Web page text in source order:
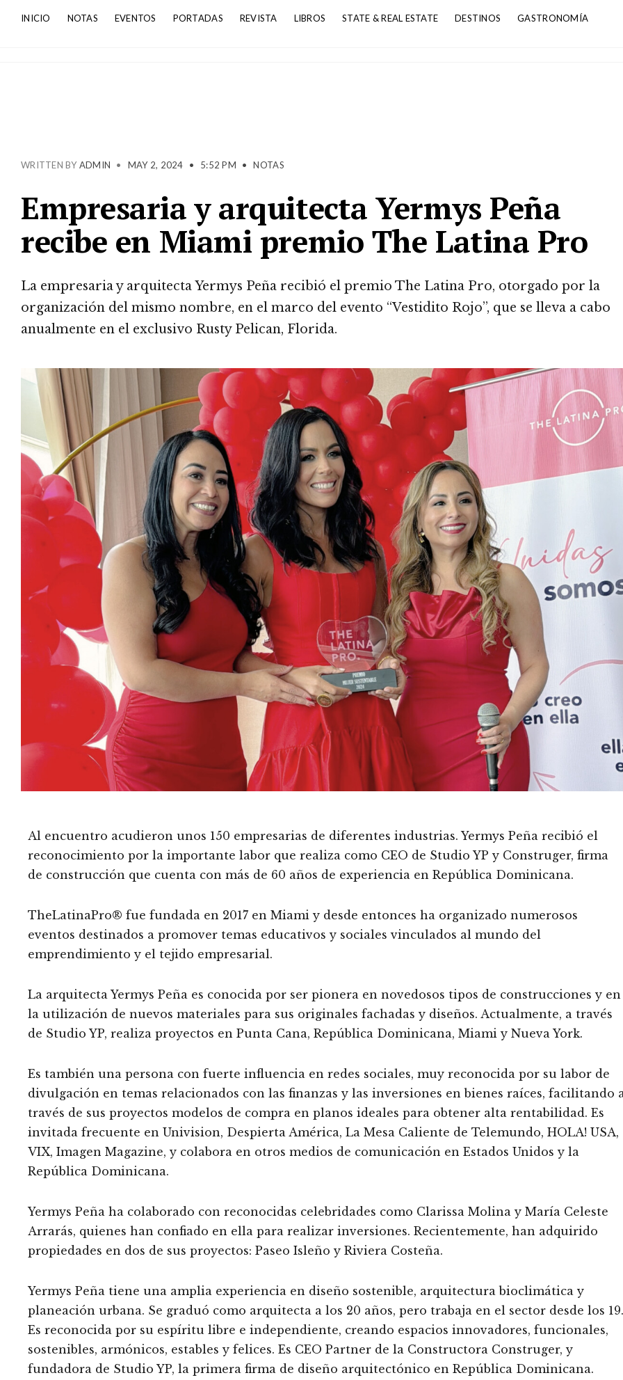
INICIO NOTAS EVENTOS PORTADAS REVISTA LIBROS STATE & REAL ESTATE DESTINOS GASTRONOMÍA
WRITTEN BY ADMIN • MAY 2, 2024 • 5:52 PM • NOTAS
Empresaria y arquitecta Yermys Peña
recibe en Miami premio The Latina Pro
La empresaria y arquitecta Yermys Peña recibió el premio The Latina Pro, otorgado por la
organización del mismo nombre, en el marco del evento “Vestidito Rojo”, que se lleva a cabo
anualmente en el exclusivo Rusty Pelican, Florida.
Al encuentro acudieron unos 150 empresarias de diferentes industrias. Yermys Peña recibió el
reconocimiento por la importante labor que realiza como CEO de Studio YP y Construger, firma
de construcción que cuenta con más de 60 años de experiencia en República Dominicana.
TheLatinaPro® fue fundada en 2017 en Miami y desde entonces ha organizado numerosos
eventos destinados a promover temas educativos y sociales vinculados al mundo del
emprendimiento y el tejido empresarial.
La arquitecta Yermys Peña es conocida por ser pionera en novedosos tipos de construcciones y en
la utilización de nuevos materiales para sus originales fachadas y diseños. Actualmente, a través
de Studio YP, realiza proyectos en Punta Cana, República Dominicana, Miami y Nueva York.
Es también una persona con fuerte influencia en redes sociales, muy reconocida por su labor de
divulgación en temas relacionados con las finanzas y las inversiones en bienes raíces, facilitando
través de sus proyectos modelos de compra en planos ideales para obtener alta rentabilidad. Es
invitada frecuente en Univision, Despierta América, La Mesa Caliente de Telemundo, HOLA! USA,
VIX, Imagen Magazine, y colabora en otros medios de comunicación en Estados Unidos y la
República Dominicana.
Yermys Peña ha colaborado con reconocidas celebridades como Clarissa Molina y María Celeste
Arrarás, quienes han confiado en ella para realizar inversiones. Recientemente, han adquirido
propiedades en dos de sus proyectos: Paseo Isleño y Riviera Costeña.
Yermys Peña tiene una amplia experiencia en diseño sostenible, arquitectura bioclimática y
planeación urbana. Se graduó como arquitecta a los 20 años, pero trabaja en el sector desde los 19.
Es reconocida por su espíritu libre e independiente, creando espacios innovadores, funcionales,
sostenibles, armónicos, estables y felices. Es CEO Partner de la Constructora Construger, y
fundadora de Studio YP, la primera firma de diseño arquitectónico en República Dominicana.